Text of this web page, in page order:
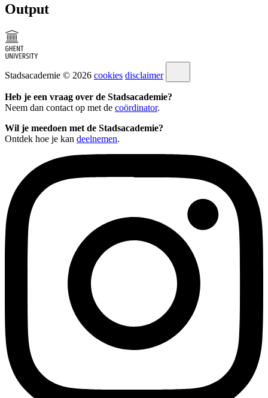
Output
Stadsacademie © 2026 cookies disclaimer
Heb je een vraag over de Stadsacademie?
Neem dan contact op met de coördinator.
Wil je meedoen met de Stadsacademie?
Ontdek hoe je kan deelnemen.